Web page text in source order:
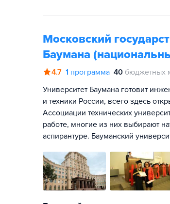
Московский
Баумана
4.7 1 программа 40 бюджетных
Университет Баумана готовит
и техники России, всего здесь
Ассоциации технических
работе, многие из них выбирают
аспирантуре. Бауманский